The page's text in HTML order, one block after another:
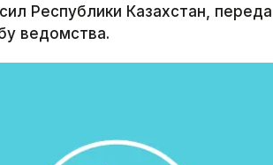
Республики Казахстан,
ведомства.